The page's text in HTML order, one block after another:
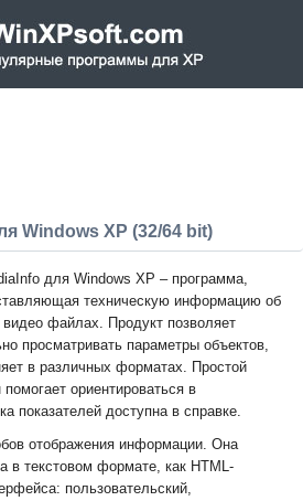
Windows XP (32/64 bit)
для Windows XP – программа,
техническую информацию об
файлах. Продукт позволяет
просматривать параметры объектов,
в различных форматах. Простой
помогает ориентироваться в
показателей доступна в справке.
отображения информации. Она
в текстовом формате, как HTML-
пользовательский,